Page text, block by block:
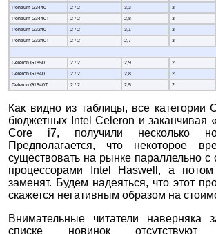
Pentium G3440
2 / 2 3,3 3
Pentium G3440T
2 / 2 2,8 3
Pentium G3240
2 / 2 3,1 3
Pentium G3240T
2 / 2 2,7 3
Celeron G1850 2 / 2 2,9 2
Celeron G1840
2 / 2 2,8 2
Celeron G1840T
2 / 2 2,5 2
Как видно из таблицы, все категории
бюджетных Intel Celeron и заканчивая
Core i7, получили несколько
Предполагается, что некоторое
существовать на рынке параллельно
процессорами Intel Haswell, а потом
заменят. Будем надеяться, что этот
скажется негативным образом на
Внимательные читатели наверняка
списке новинок